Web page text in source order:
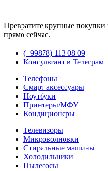
Превратите крупные покупки
прямо сейчас.
(+99878) 113 08 09
Консультант в Телеграм
Телефоны
Смарт аксессуары
Ноутбуки
Принтеры/МФУ
Кондиционеры
Телевизоры
Микроволновки
Стиральные машины
Холодильники
Пылесосы